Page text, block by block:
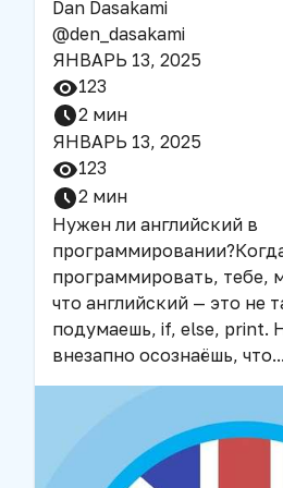
Dan Dasakami
@den_dasakami
ЯНВАРЬ 13, 2025
123
2 мин
ЯНВАРЬ 13, 2025
123
2 мин
Нужен ли английский в
программировании?
программировать, тебе,
что английский — это не
подумаешь, if, else, print.
внезапно осознаёшь, что...